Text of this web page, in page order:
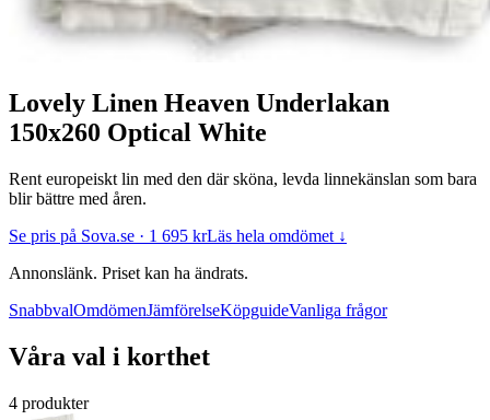
Lovely Linen Heaven Underlakan
150x260 Optical White
Rent europeiskt lin med den där sköna, levda linnekänslan som bara
blir bättre med åren.
Se pris på Sova.se · 1 695 krLäs hela omdömet ↓
Annonslänk. Priset kan ha ändrats.
SnabbvalOmdömenJämförelseKöpguideVanliga frågor
Våra val i korthet
4 produkter